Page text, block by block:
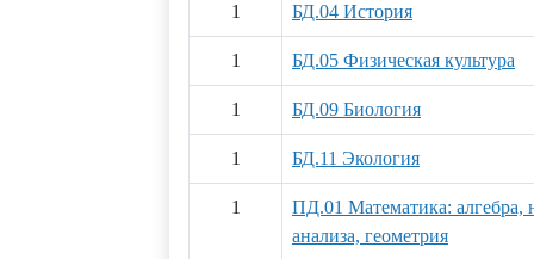
1 БД.04 История
1 БД.05 Физическая культура
1 БД.09 Биология
1 БД.11 Экология
1
ПД.01 Математика: алгебра,
анализа, геометрия